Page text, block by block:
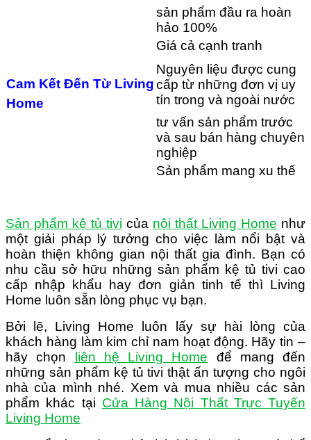
Cam Kết Đến Từ Living
Home
sản phẩm đầu ra hoàn
hảo 100%
Giá cả cạnh tranh
Nguyên liệu được cung
cấp từ những đơn vị uy
tín trong và ngoài nước
tư vấn sản phẩm trước
và sau bán hàng chuyên
nghiệp
Sản phẩm mang xu thế
Sản phẩm kệ tủ tivi của nội thất Living Home như
một giải pháp lý tưởng cho việc làm nổi bật và
hoàn thiện không gian nội thất gia đình. Bạn có
nhu cầu sở hữu những sản phẩm kệ tủ tivi cao
cấp nhập khẩu hay đơn giản tinh tế thì Living
Home luôn sẵn lòng phục vụ bạn.
Bởi lẽ, Living Home luôn lấy sự hài lòng của
khách hàng làm kim chỉ nam hoạt động. Hãy tin –
hãy chọn
liên hệ Living Home để mang đến
những sản phẩm kệ tủ tivi thật ấn tượng cho ngôi
nhà của mình nhé. Xem và mua nhiều các sản
phẩm khác tại Cửa Hàng Nội Thất Trực Tuyến
Living Home